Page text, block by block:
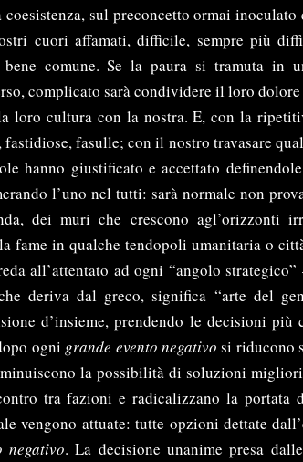
sul preconcetto ormai inoculato
cuori affamati, difficile, sempre più
comune. Se la paura si tramuta in
complicato sarà condividere il loro
loro cultura con la nostra. E, con la
fasulle; con il nostro travasare
hanno giustificato e accettato
l’uno nel tutti: sarà normale non
dei muri che crescono agl’orizzonti
fame in qualche tendopoli umanitaria o
all’attentato ad ogni “angolo
deriva dal greco, significa “arte del
d’insieme, prendendo le decisioni più
ogni grande evento negativosi riducono
la possibilità di soluzioni
tra fazioni e radicalizzano la portata
vengono attuate: tutte opzioni dettate
negativo. La decisione unanime presa